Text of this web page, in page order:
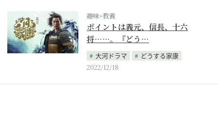
趣味･教養
ポイントは義元、信長、十六
将……。『どう…
大河ドラマ
どうする家康
2022/12/18